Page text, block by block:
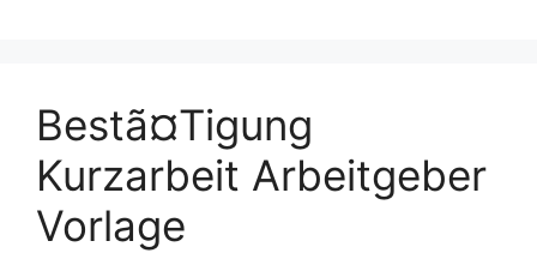
Bestã¤Tigung
Kurzarbeit Arbeitgeber
Vorlage